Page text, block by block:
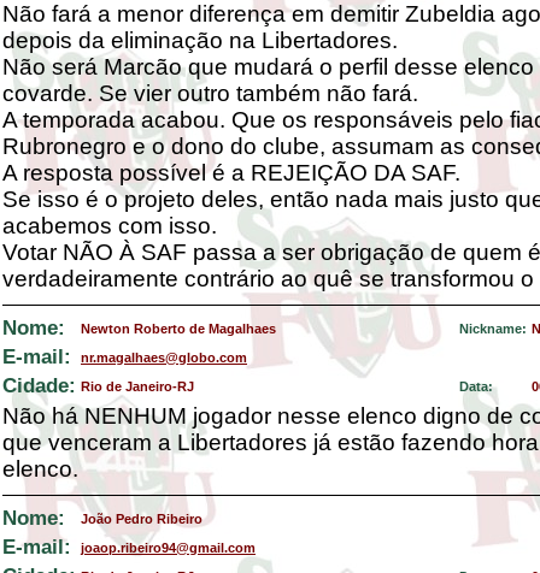
Não fará a menor diferença em demitir Zubeldia
depois da eliminação na Libertadores.
Não será Marcão que mudará o perfil desse
covarde. Se vier outro também não fará.
A temporada acabou. Que os responsáveis pelo
Rubronegro e o dono do clube, assumam as
A resposta possível é a REJEIÇÃO DA SAF.
Se isso é o projeto deles, então nada mais justo
acabemos com isso.
Votar NÃO À SAF passa a ser obrigação de quem é
verdadeiramente contrário ao quê se transformou
Nome: Newton Roberto de Magalhaes Nickname:
E-mail: nr.magalhaes@globo.com
Cidade: Rio de Janeiro-RJ Data:
Não há NENHUM jogador nesse elenco digno de
que venceram a Libertadores já estão fazendo
elenco.
Nome: João Pedro Ribeiro
E-mail: joaop.ribeiro94@gmail.com